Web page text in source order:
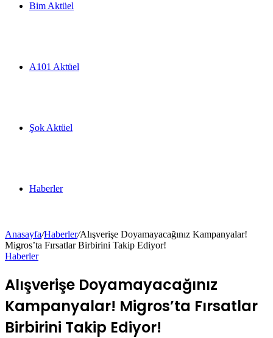
Bim Aktüel
A101 Aktüel
Şok Aktüel
Haberler
Anasayfa/Haberler/Alışverişe Doyamayacağınız Kampanyalar!
Migros’ta Fırsatlar Birbirini Takip Ediyor!
Haberler
Alışverişe Doyamayacağınız
Kampanyalar! Migros’ta Fırsatlar
Birbirini Takip Ediyor!